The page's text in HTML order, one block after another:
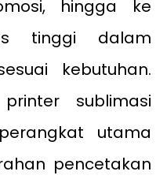
hingga ke
tinggi dalam
kebutuhan.
sublimasi
utama
pencetakan